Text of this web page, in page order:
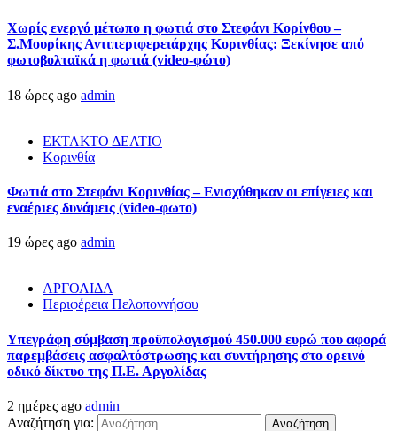
Χωρίς ενεργό μέτωπο η φωτιά στο Στεφάνι Κορίνθου –
Σ.Μουρίκης Αντιπεριφερειάρχης Κορινθίας: Ξεκίνησε από
φωτοβολταϊκά η φωτιά (video-φώτο)
18 ώρες ago admin
ΕΚΤΑΚΤΟ ΔΕΛΤΙΟ
Κορινθία
Φωτιά στο Στεφάνι Κορινθίας – Ενισχύθηκαν οι επίγειες και
εναέριες δυνάμεις (video-φωτο)
19 ώρες ago admin
ΑΡΓΟΛΙΔΑ
Περιφέρεια Πελοποννήσου
Υπεγράφη σύμβαση προϋπολογισμού 450.000 ευρώ που αφορά
παρεμβάσεις ασφαλτόστρωσης και συντήρησης στο ορεινό
οδικό δίκτυο της Π.Ε. Αργολίδας
2 ημέρες ago admin
Αναζήτηση για: